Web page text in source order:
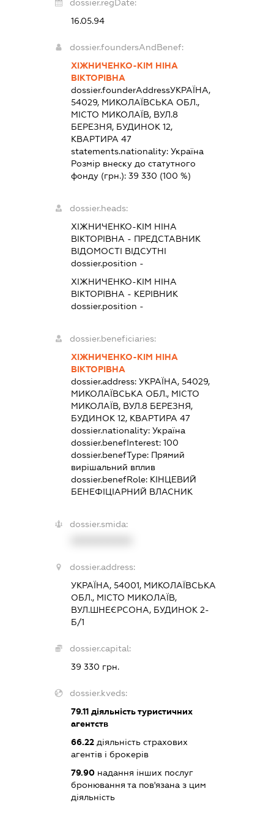
dossier.regDate:
16.05.94
dossier.foundersAndBenef:
ХІЖНИЧЕНКО-КІМ НІНА
ВІКТОРІВНА
dossier.founderAddressУКРАЇНА,
54029, МИКОЛАЇВСЬКА ОБЛ.,
МІСТО МИКОЛАЇВ, ВУЛ.8
БЕРЕЗНЯ, БУДИНОК 12,
КВАРТИРА 47
statements.nationality:Україна
Розмір внеску до статутного
фонду (грн.):39 330 (100 %)
dossier.heads:
ХІЖНИЧЕНКО-КІМ НІНА
ВІКТОРІВНА - ПРЕДСТАВНИК
ВІДОМОСТІ ВІДСУТНІ
dossier.position -
ХІЖНИЧЕНКО-КІМ НІНА
ВІКТОРІВНА - КЕРІВНИК
dossier.position -
dossier.beneficiaries:
ХІЖНИЧЕНКО-КІМ НІНА
ВІКТОРІВНА
dossier.address:УКРАЇНА, 54029,
МИКОЛАЇВСЬКА ОБЛ., МІСТО
МИКОЛАЇВ, ВУЛ.8 БЕРЕЗНЯ,
БУДИНОК 12, КВАРТИРА 47
dossier.nationality:Україна
dossier.benefInterest:100
dossier.benefType: Прямий
вирішальний вплив
dossier.benefRole: КІНЦЕВИЙ
БЕНЕФІЦІАРНИЙ ВЛАСНИК
dossier.smida:
dossier.address:
УКРАЇНА, 54001, МИКОЛАЇВСЬКА
ОБЛ., МІСТО МИКОЛАЇВ,
ВУЛ.ШНЕЄРСОНА, БУДИНОК 2-
Б/1
dossier.capital:
39 330 грн.
dossier.kveds:
79.11 діяльність туристичних
агентств
66.22 діяльність страхових
агентів і брокерів
79.90 надання інших послуг
бронювання та пов'язана з цим
діяльність